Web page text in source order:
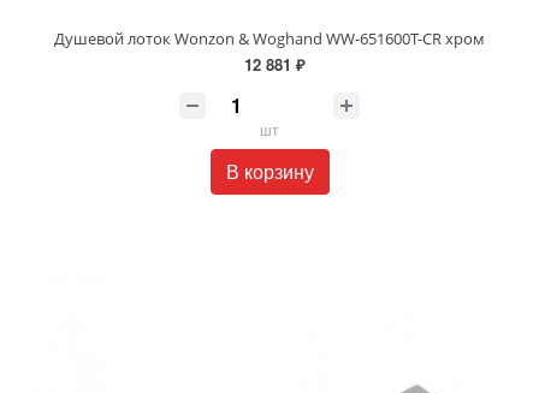
Душевой лоток Wonzon & Woghand WW-651600T-CR хром
12 881 ₽
шт
В корзину